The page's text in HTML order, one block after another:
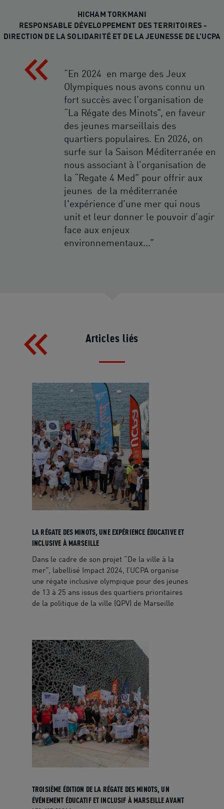
HICHAM TORKMANI
RESPONSABLE DÉVELOPPEMENT DES TERRITOIRES -
DIRECTION DE LA SOLIDARITÉ ET DE LA JEUNESSE DE L’UCPA
“En 2024 en marge des Jeux
Olympiques nous avons connu un
fort succès avec l’organisation de
“La Régate des Minots”, en faveur
des jeunes marseillais des
quartiers populaires. En 2026, on
surfe sur la Saison Méditerranée en
nous associant à l’organisation de
la “Regate 4 Med” pour offrir aux
jeunes de la méditerranée
l'expérience d’une mer qui nous
unit et leur donner le pouvoir d’agir
face aux enjeux
environnementaux...”
Articles liés
LA RÉGATE DES MINOTS, UNE EXPÉRIENCE ÉDUCATIVE ET
INCLUSIVE À MARSEILLE
Dans le cadre de son projet “De la ville à la
mer”, labellisé Impact 2024, l’UCPA organise
une régate inclusive olympique pour des jeunes
de 13 à 25 ans issus des quartiers prioritaires
de la politique de la ville (QPV) de Marseille
TROISIÈME ÉDITION DE LA RÉGATE DES MINOTS, UN
ÉVÉNEMENT ÉDUCATIF ET INCLUSIF À MARSEILLE AVANT